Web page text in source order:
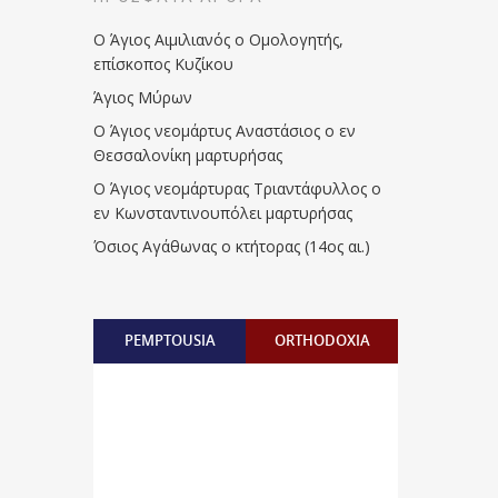
Ο Άγιος Αιμιλιανός ο Ομολογητής,
επίσκοπος Κυζίκου
Άγιος Μύρων
Ο Άγιος νεομάρτυς Αναστάσιος ο εν
Θεσσαλονίκη μαρτυρήσας
Ο Άγιος νεομάρτυρας Τριαντάφυλλος ο
εν Κωνσταντινουπόλει μαρτυρήσας
Όσιος Αγάθωνας ο κτήτορας (14ος αι.)
PEMPTOUSIA ORTHODOXIA